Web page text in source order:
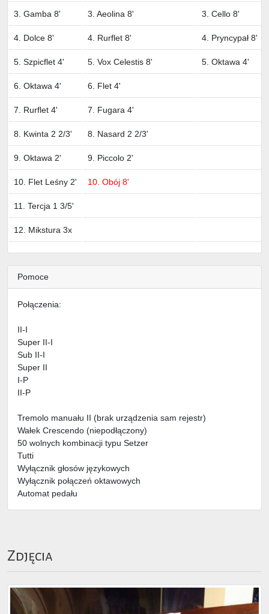
3. Gamba 8' 3. Aeolina 8' 3. Cello 8'
4. Dolce 8' 4. Rurflet 8' 4. Pryncypał 8'
5. Szpicflet 4' 5. Vox Celestis 8' 5. Oktawa 4'
6. Oktawa 4' 6. Flet 4'
7. Rurflet 4' 7. Fugara 4'
8. Kwinta 2 2/3' 8. Nasard 2 2/3'
9. Oktawa 2' 9. Piccolo 2'
10. Flet Leśny 2' 10. Obój 8'
11. Tercja 1 3/5'
12. Mikstura 3x
Pomoce
Połączenia:
II-I
Super II-I
Sub II-I
Super II
I-P
II-P
Tremolo manuału II (brak urządzenia sam rejestr)
Wałek Crescendo (niepodłączony)
50 wolnych kombinacji typu Setzer
Tutti
Wyłącznik głosów językowych
Wyłącznik połączeń oktawowych
Automat pedału
Zdjęcia